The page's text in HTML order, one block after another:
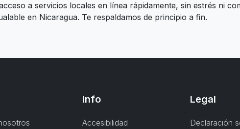
a servicios locales en línea rápidamente, sin estrés ni
en Nicaragua. Te respaldamos de principio a fin.
Info
Accesibilidad
Legal
Declaración